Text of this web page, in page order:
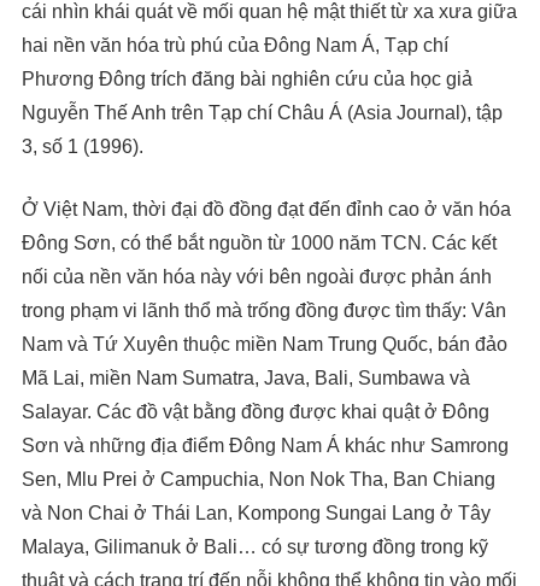
cái nhìn khái quát về mối quan hệ mật thiết từ xa xưa giữa
hai nền văn hóa trù phú của Đông Nam Á, Tạp chí
Phương Đông trích đăng bài nghiên cứu của học giả
Nguyễn Thế Anh trên Tạp chí Châu Á (Asia Journal), tập
3, số 1 (1996).
Ở Việt Nam, thời đại đồ đồng đạt đến đỉnh cao ở văn hóa
Đông Sơn, có thể bắt nguồn từ 1000 năm TCN. Các kết
nối của nền văn hóa này với bên ngoài được phản ánh
trong phạm vi lãnh thổ mà trống đồng được tìm thấy: Vân
Nam và Tứ Xuyên thuộc miền Nam Trung Quốc, bán đảo
Mã Lai, miền Nam Sumatra, Java, Bali, Sumbawa và
Salayar. Các đồ vật bằng đồng được khai quật ở Đông
Sơn và những địa điểm Đông Nam Á khác như Samrong
Sen, Mlu Prei ở Campuchia, Non Nok Tha, Ban Chiang
và Non Chai ở Thái Lan, Kompong Sungai Lang ở Tây
Malaya, Gilimanuk ở Bali… có sự tương đồng trong kỹ
thuật và cách trang trí đến nỗi không thể không tin vào mối